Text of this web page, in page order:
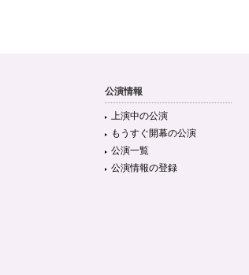
公演情報
上演中の公演
もうすぐ開幕の公演
公演一覧
公演情報の登録